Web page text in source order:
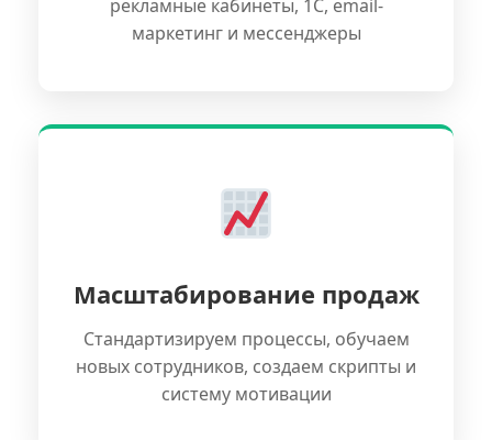
рекламные кабинеты, 1С, email-
маркетинг и мессенджеры
Масштабирование продаж
Стандартизируем процессы, обучаем
новых сотрудников, создаем скрипты и
систему мотивации